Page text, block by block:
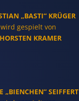
„BASTI“ KRÜGER
wird gespielt von
KRAMER
„BIENCHEN“ SEIFFERT